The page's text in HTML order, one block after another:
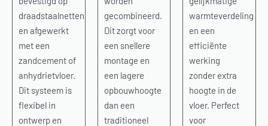
draadstaalnetten
en afgewerkt
met een
zandcement of
anhydrietvloer.
Dit systeem is
flexibel in
ontwerp en
gecombineerd.
Dit zorgt voor
een snellere
montage en
een lagere
opbouwhoogte
dan een
traditioneel
warmteverdeling
en een
efficiënte
werking
zonder extra
hoogte in de
vloer. Perfect
voor